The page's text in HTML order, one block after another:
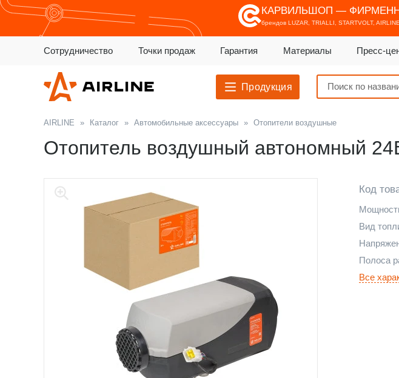
КАРВИЛЬШОП —
брендов LUZAR, TRIALLI, STARTVOLT,
Сотрудничество Точки продаж Гарантия Материалы Пресс-
Продукция
AIRLINE » Каталог » Автомобильные аксессуары » Отопители воздушные
Отопитель воздушный автономный
Код
Вид
Полоса
Все